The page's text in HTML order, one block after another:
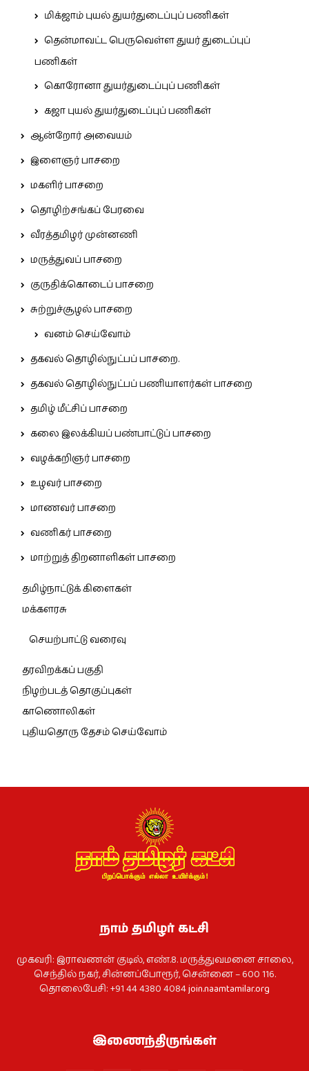
மிக்ஜாம் புயல் துயர்துடைப்புப் பணிகள்
தென்மாவட்ட பெருவெள்ள துயர் துடைப்புப்
பணிகள்
கொரோனா துயர்துடைப்புப் பணிகள்
கஜா புயல் துயர்துடைப்புப் பணிகள்
ஆன்றோர் அவையம்
இளைஞர் பாசறை
மகளிர் பாசறை
தொழிற்சங்கப் பேரவை
வீரத்தமிழர் முன்னணி
மருத்துவப் பாசறை
குருதிக்கொடைப் பாசறை
சுற்றுச்சூழல் பாசறை
வனம் செய்வோம்
தகவல் தொழில்நுட்பப் பாசறை.
தகவல் தொழில்நுட்பப் பணியாளர்கள் பாசறை
தமிழ் மீட்சிப் பாசறை
கலை இலக்கியப் பண்பாட்டுப் பாசறை
வழக்கறிஞர் பாசறை
உழவர் பாசறை
மாணவர் பாசறை
வணிகர் பாசறை
மாற்றுத் திறனாளிகள் பாசறை
தமிழ்நாட்டுக் கிளைகள்
மக்களரசு
செயற்பாட்டு வரைவு
தரவிறக்கப் பகுதி
நிழற்படத் தொகுப்புகள்
காணொலிகள்
புதியதொரு தேசம் செய்வோம்
நாம் தமிழர் கட்சி
முகவரி: இராவணன் குடில், எண்.8. மருத்துவமனை சாலை,
செந்தில் நகர், சின்னப்போரூர், சென்னை – 600 116.
தொலைபேசி: +91 44 4380 4084join.naamtamilar.org
இணைந்திருங்கள்